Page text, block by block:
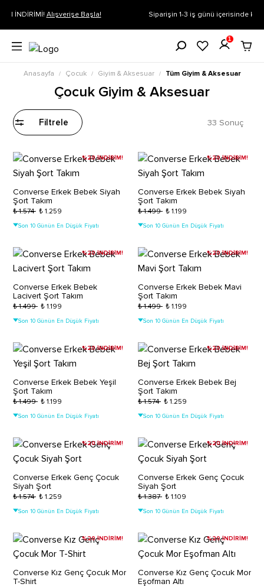
Siparişin 1-3 iş günü içerisinde kargoya verilecektir. Daha Fazla Bilgi
1
Anasayfa / Çocuk / Giyim & Aksesuar / Tüm Giyim & Aksesuar
Çocuk Giyim & Aksesuar
Filtrele 33 Sonuç
%20 İNDİRİM!
Converse Erkek Bebek Siyah
Şort Takım
₺ 1.574 ₺ 1.259
Son 10 Günün En Düşük Fiyatı
%20 İNDİRİM!
Converse Erkek Bebek Siyah
Şort Takım
₺ 1.499 ₺ 1.199
Son 10 Günün En Düşük Fiyatı
%20 İNDİRİM!
Converse Erkek Bebek
Lacivert Şort Takım
₺ 1.499 ₺ 1.199
Son 10 Günün En Düşük Fiyatı
%20 İNDİRİM!
Converse Erkek Bebek Mavi
Şort Takım
₺ 1.499 ₺ 1.199
Son 10 Günün En Düşük Fiyatı
%20 İNDİRİM!
Converse Erkek Bebek Yeşil
Şort Takım
₺ 1.499 ₺ 1.199
Son 10 Günün En Düşük Fiyatı
%20 İNDİRİM!
Converse Erkek Bebek Bej
Şort Takım
₺ 1.574 ₺ 1.259
Son 10 Günün En Düşük Fiyatı
%20 İNDİRİM!
Converse Erkek Genç Çocuk
Siyah Şort
₺ 1.574 ₺ 1.259
Son 10 Günün En Düşük Fiyatı
%20 İNDİRİM!
Converse Erkek Genç Çocuk
Siyah Şort
₺ 1.387 ₺ 1.109
Son 10 Günün En Düşük Fiyatı
%20 İNDİRİM!
Converse Kız Genç Çocuk Mor
T-Shirt
%20 İNDİRİM!
Converse Kız Genç Çocuk Mor
Eşofman Altı